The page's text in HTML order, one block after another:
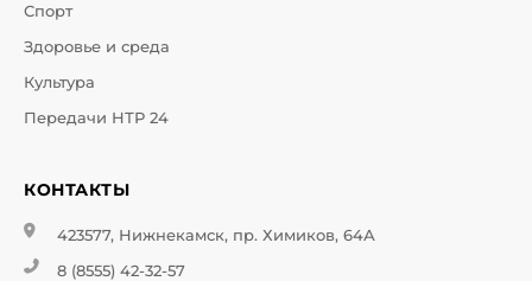
Спорт
Здоровье и среда
Культура
Передачи НТР 24
КОНТАКТЫ
423577, Нижнекамск, пр. Химиков, 64А
8 (8555) 42-32-57